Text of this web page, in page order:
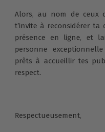
Alors, au nom de ceux
t’invite à reconsidérer ta
présence en ligne, et
personne
prêts à accueillir tes
respect.
Respectueusement,